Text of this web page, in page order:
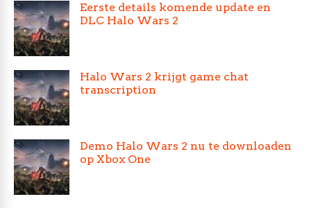
Eerste details komende update en
DLC Halo Wars 2
Halo Wars 2 krijgt game chat
transcription
Demo Halo Wars 2 nu te downloaden
op Xbox One